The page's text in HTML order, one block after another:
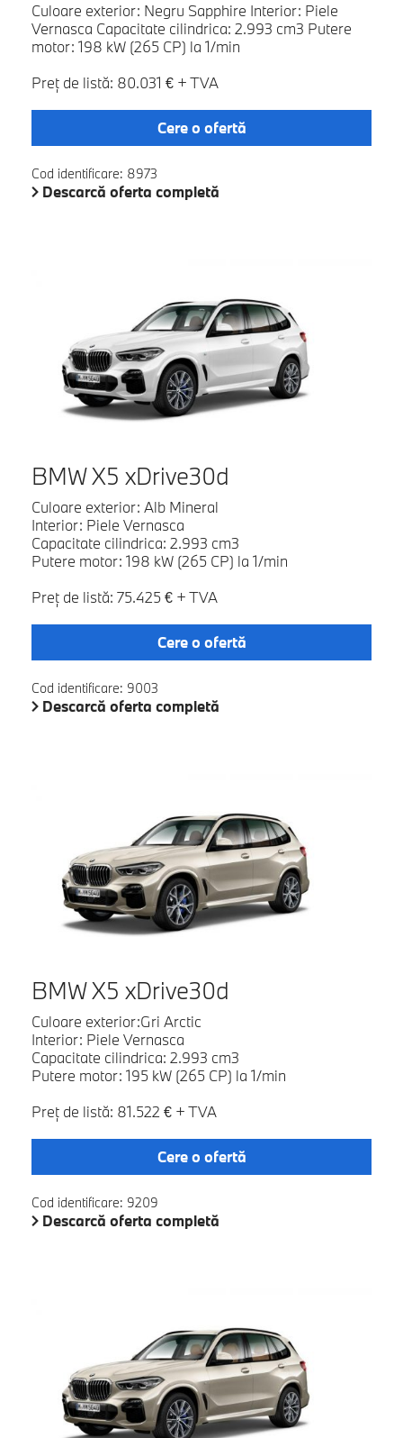
Culoare exterior: Negru Sapphire Interior: Piele
Vernasca Capacitate cilindrica: 2.993 cm3 Putere
motor: 198 kW (265 CP) la 1/min
Preţ de listă: 80.031 € + TVA
Cere o ofertă
Cod identificare: 8973
Descarcă oferta completă
BMW X5 xDrive30d
Culoare exterior: Alb Mineral
Interior: Piele Vernasca
Capacitate cilindrica: 2.993 cm3
Putere motor: 198 kW (265 CP) la 1/min
Preţ de listă: 75.425 € + TVA
Cere o ofertă
Cod identificare: 9003
Descarcă oferta completă
BMW X5 xDrive30d
Culoare exterior:Gri Arctic
Interior: Piele Vernasca
Capacitate cilindrica: 2.993 cm3
Putere motor: 195 kW (265 CP) la 1/min
Preţ de listă: 81.522 € + TVA
Cere o ofertă
Cod identificare: 9209
Descarcă oferta completă